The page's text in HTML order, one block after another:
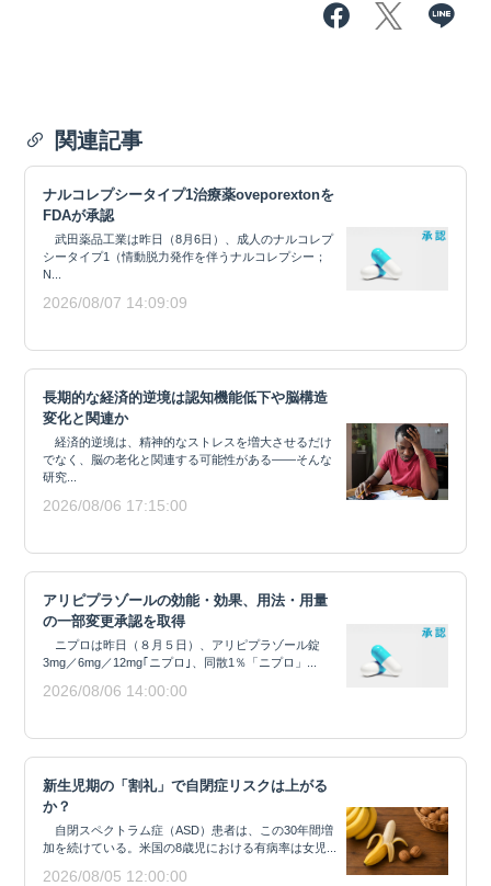
関連記事
ナルコレプシータイプ1治療薬oveporextonを
FDAが承認
武田薬品工業は昨日（8月6日）、成人のナルコレプ
シータイプ1（情動脱力発作を伴うナルコレプシー；
N...
2026/08/07 14:09:09
長期的な経済的逆境は認知機能低下や脳構造
変化と関連か
経済的逆境は、精神的なストレスを増大させるだけ
でなく、脳の老化と関連する可能性がある——そんな
研究...
2026/08/06 17:15:00
アリピプラゾールの効能・効果、用法・用量
の一部変更承認を取得
ニプロは昨日（８月５日）、アリピプラゾール錠
3mg／6mg／12mg｢ニプロ｣、同散1％「ニプロ」...
2026/08/06 14:00:00
新生児期の「割礼」で自閉症リスクは上がる
か？
自閉スペクトラム症（ASD）患者は、この30年間増
加を続けている。米国の8歳児における有病率は女児...
2026/08/05 12:00:00